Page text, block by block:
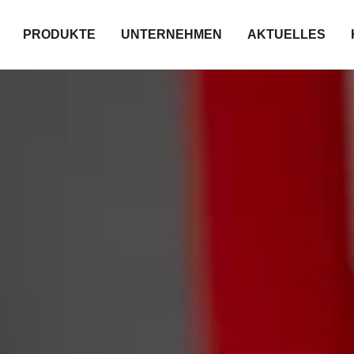
PRODUKTE UNTERNEHMEN AKTUELLES